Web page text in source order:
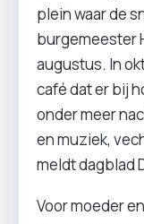
plein waar de
burgemeester
augustus. In
café dat er bij
onder meer
en muziek,
meldt dagblad
Voor moeder